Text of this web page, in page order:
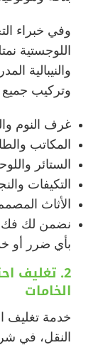
وفي خبراء
اللوجستية
والنيبالية
وتركيب جميع
غرف النوم
المكاتب
الستائر
التكيفات
الأثاث
نضمن لك فك
بأي ضرر أو
2. تغليف
الخامات
خدمة تغليف
النقل، في